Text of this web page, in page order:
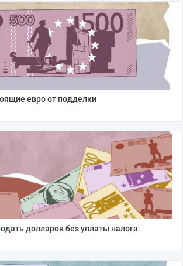
евро от подделки
долларов без уплаты налога